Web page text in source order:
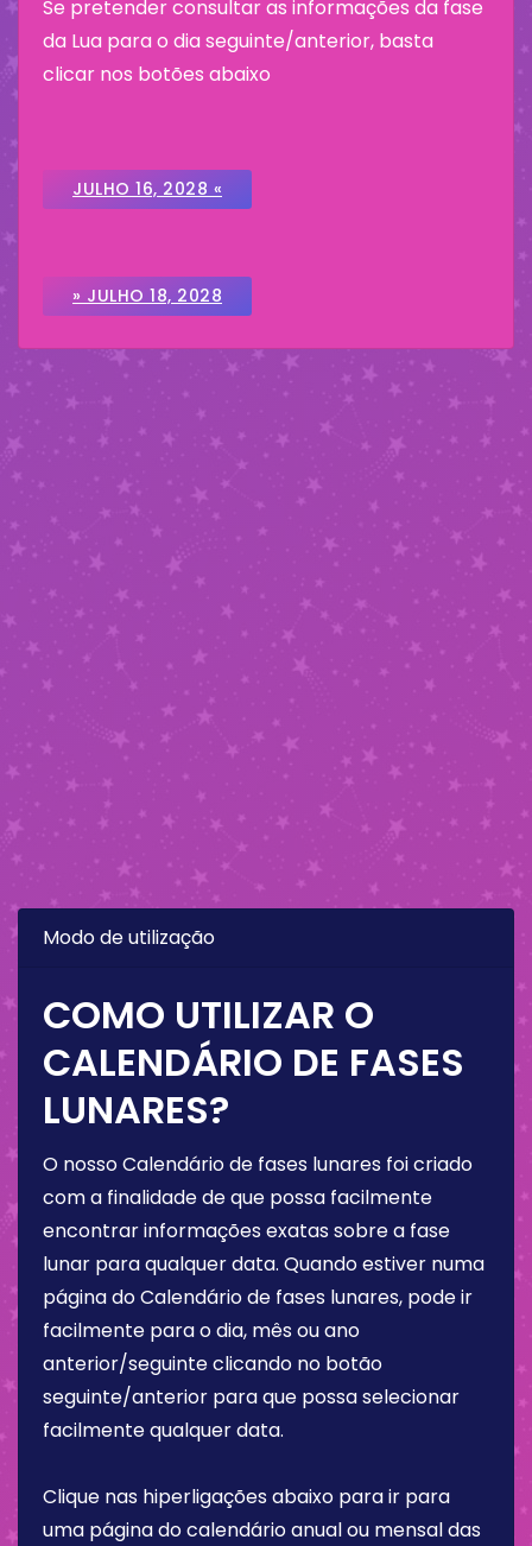
Se pretender consultar as informações da fase
da Lua para o dia seguinte/anterior, basta
clicar nos botões abaixo
JULHO 16, 2028 «
» JULHO 18, 2028
Modo de utilização
COMO UTILIZAR O
CALENDÁRIO DE FASES
LUNARES?
O nosso Calendário de fases lunares foi criado
com a finalidade de que possa facilmente
encontrar informações exatas sobre a fase
lunar para qualquer data. Quando estiver numa
página do Calendário de fases lunares, pode ir
facilmente para o dia, mês ou ano
anterior/seguinte clicando no botão
seguinte/anterior para que possa selecionar
facilmente qualquer data.
Clique nas hiperligações abaixo para ir para
uma página do calendário anual ou mensal das